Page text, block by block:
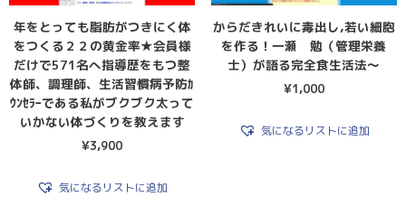
年をとっても脂肪がつきにく体
をつくる２２の黄金率★会員様
だけで571名へ指導歴をもつ整
体師、調理師、生活習慣病予防ｶ
ｳﾝｾﾗｰである私がブクブク太って
いかない体づくりを教えます
¥3,900
気になるリストに追加
からだきれいに毒出し,若い細胞
を作る！一瀬 勉（管理栄養
士）が語る完全食生活法〜
¥1,000
気になるリストに追加